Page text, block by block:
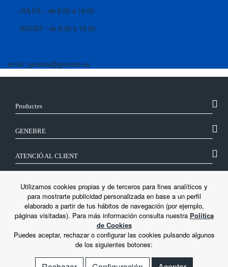
JULIOL - de 8:00 a 16:00
AGOST - de 8:00 a 15:00
email: genebre@genebre.es
Productes
GENEBRE
ATENCIÓ AL CLIENT
LEGAL
Utilizamos cookies propias y de terceros para fines analíticos y
para mostrarte publicidad personalizada en base a un perfil
elaborado a partir de tus hábitos de navegación (por ejemplo,
páginas visitadas). Para más información consulta nuestra Política
de Cookies
Puedes aceptar, rechazar o configurar las cookies pulsando algunos
de los siguientes botones: